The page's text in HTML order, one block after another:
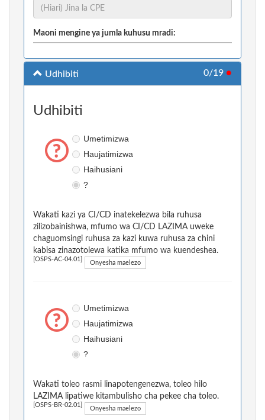
Maoni mengine ya jumla kuhusu mradi:
Udhibiti 0/19 ●
Udhibiti
Umetimizwa
Haujatimizwa
Haihusiani
?
Wakati kazi ya CI/CD inatekelezwa bila ruhusa
zilizobainishwa, mfumo wa CI/CD LAZIMA uweke
chaguomsingi ruhusa za kazi kuwa ruhusa za chini
kabisa zinazotolewa katika mfumo wa kuendeshea.
[OSPS-AC-04.01] Onyesha maelezo
Umetimizwa
Haujatimizwa
Haihusiani
?
Wakati toleo rasmi linapotengenezwa, toleo hilo
LAZIMA lipatiwe kitambulisho cha pekee cha toleo.
[OSPS-BR-02.01] Onyesha maelezo